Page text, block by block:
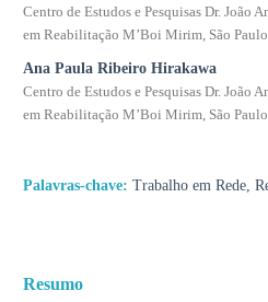
Centro de Estudos e Pesquisas Dr. João
em Reabilitação M’Boi Mirim, São
Ana Paula Ribeiro Hirakawa
Centro de Estudos e Pesquisas Dr. João
em Reabilitação M’Boi Mirim, São
Palavras-chave: Trabalho em Rede,
Resumo